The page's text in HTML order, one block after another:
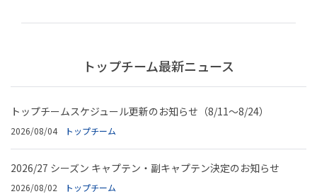
トップチーム最新ニュース
トップチームスケジュール更新のお知らせ（8/11～8/24）
2026/08/04 トップチーム
2026/27 シーズン キャプテン・副キャプテン決定のお知らせ
2026/08/02 トップチーム